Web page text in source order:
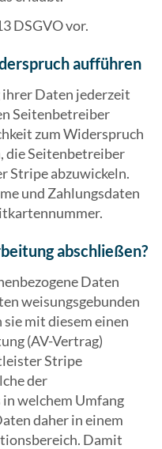
DSGVO vor.
aufführen
ihrer Daten jederzeit
Seitenbetreiber
zum Widerspruch
die Seitenbetreiber
Stripe abzuwickeln.
und Zahlungsdaten
abschließen?
Daten
weisungsgebunden
mit diesem einen
(AV-Vertrag)
Stripe
der
welchem Umfang
daher in einem
Damit